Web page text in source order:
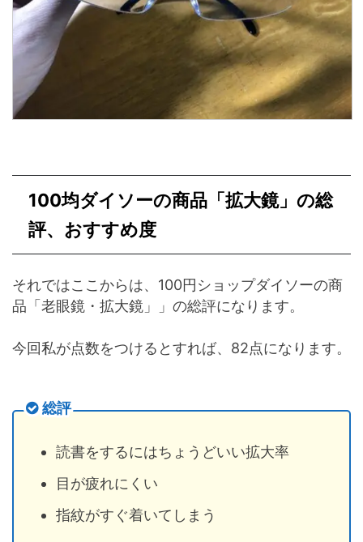
100均ダイソーの商品「拡大鏡」の総
評、おすすめ度
それではここからは、100円ショップダイソーの商
品「老眼鏡・拡大鏡」」の総評になります。
今回私が点数をつけるとすれば、82点になります。
総評
読書をするにはちょうどいい拡大率
目が疲れにくい
指紋がすぐ着いてしまう